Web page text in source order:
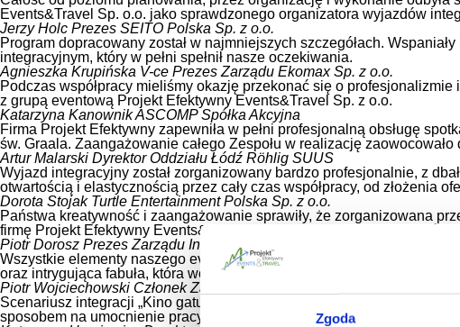
Zgoda
Events&Travel Sp. o.o. jako sprawdzonego organizatora wyjazdów
Jerzy Holc Prezes SEITO Polska Sp. z o.o.
Program dopracowany został w najmniejszych szczegółach.
integracyjnym, który w pełni spełnił nasze oczekiwania.
Agnieszka Krupińska V-ce Prezes Zarządu Ekomax Sp. z o.o.
Podczas współpracy mieliśmy okazję przekonać się o
z grupą eventową Projekt Efektywny Events&Travel Sp. z o.o.
Katarzyna KanownikASCOMP Spółka Akcyjna
Firma Projekt Efektywny zapewniła w pełni profesjonalną obsługę
św. Graala. Zaangażowanie całego Zespołu w realizację
Artur Malarski Dyrektor Oddziału Łódź Röhlig SUUS
Wyjazd integracyjny został zorganizowany bardzo profesjonalnie, z
otwartością i elastycznością przez cały czas współpracy, od złożenia
Dorota Stojak Turtle Entertainment Polska Sp. z o.o.
Państwa kreatywność i zaangażowanie sprawiły, że zorganizowana
firmę Projekt Efektywny Events&Travel Sp. z o.o. jako profesjonalistów
Piotr Dorosz Prezes Zarządu InTENSO Sp. z o.o.
Wszystkie elementy naszego eventy były starannie dopracowane.
oraz intrygująca fabuła, która wciągnęła wszystkich uczestników.
Piotr Wojciechowski Członek Zarządu Medicover Sp. z o.o.
Scenariusz integracji „Kino gatunków” połączony z wieczorną „Galą
sposobem na umocnienie pracy zespołowej oraz miłym sposobem na